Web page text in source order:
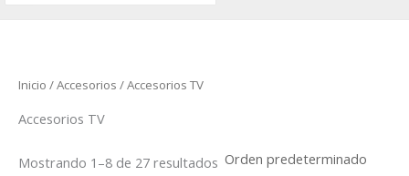
Inicio /Accesorios / Accesorios TV
Accesorios TV
Mostrando 1–8 de 27 resultados